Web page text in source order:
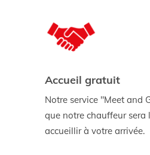
Accueil gratuit
Notre service "Meet and
que notre chauffeur sera
accueillir à votre arrivée.